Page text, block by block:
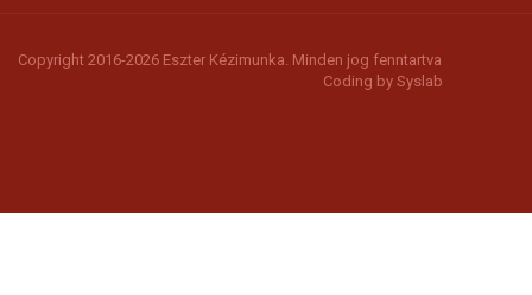
Copyright 2016-2026 Eszter Kézimunka. Minden jog fenntartva
Coding by Syslab